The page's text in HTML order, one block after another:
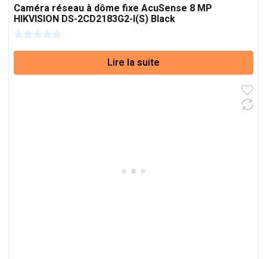
Caméra réseau à dôme fixe AcuSense 8 MP
HIKVISION DS-2CD2183G2-I(S) Black
Lire la suite